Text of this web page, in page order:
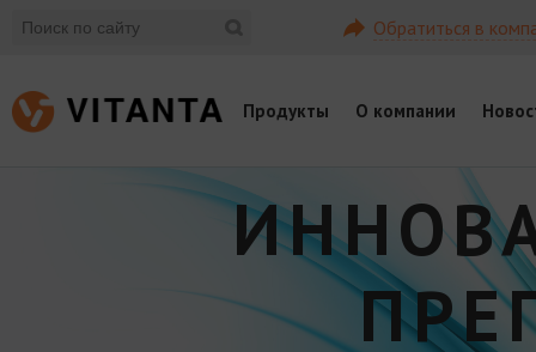
Обратиться в
Продукты О компании